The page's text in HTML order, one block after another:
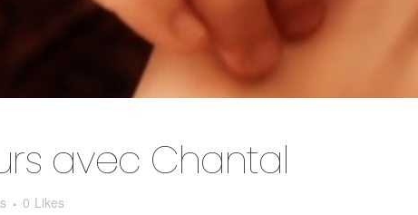
avec Chantal
0 Likes